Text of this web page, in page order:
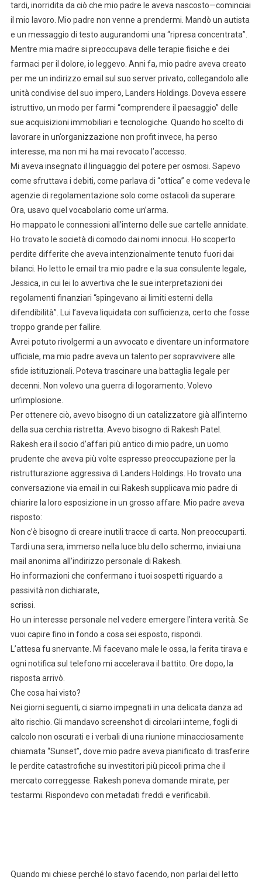
tardi, inorridita da ciò che mio padre le aveva nascosto—cominciai
il mio lavoro. Mio padre non venne a prendermi. Mandò un autista
e un messaggio di testo augurandomi una “ripresa concentrata”.
Mentre mia madre si preoccupava delle terapie fisiche e dei
farmaci per il dolore, io leggevo. Anni fa, mio padre aveva creato
per me un indirizzo email sul suo server privato, collegandolo alle
unità condivise del suo impero, Landers Holdings. Doveva essere
istruttivo, un modo per farmi “comprendere il paesaggio” delle
sue acquisizioni immobiliari e tecnologiche. Quando ho scelto di
lavorare in un’organizzazione non profit invece, ha perso
interesse, ma non mi ha mai revocato l’accesso.
Mi aveva insegnato il linguaggio del potere per osmosi. Sapevo
come sfruttava i debiti, come parlava di “ottica” e come vedeva le
agenzie di regolamentazione solo come ostacoli da superare.
Ora, usavo quel vocabolario come un’arma.
Ho mappato le connessioni all’interno delle sue cartelle annidate.
Ho trovato le società di comodo dai nomi innocui. Ho scoperto
perdite differite che aveva intenzionalmente tenuto fuori dai
bilanci. Ho letto le email tra mio padre e la sua consulente legale,
Jessica, in cui lei lo avvertiva che le sue interpretazioni dei
regolamenti finanziari “spingevano ai limiti esterni della
difendibilità”. Lui l’aveva liquidata con sufficienza, certo che fosse
troppo grande per fallire.
Avrei potuto rivolgermi a un avvocato e diventare un informatore
ufficiale, ma mio padre aveva un talento per sopravvivere alle
sfide istituzionali. Poteva trascinare una battaglia legale per
decenni. Non volevo una guerra di logoramento. Volevo
un’implosione.
Per ottenere ciò, avevo bisogno di un catalizzatore già all’interno
della sua cerchia ristretta. Avevo bisogno di Rakesh Patel.
Rakesh era il socio d’affari più antico di mio padre, un uomo
prudente che aveva più volte espresso preoccupazione per la
ristrutturazione aggressiva di Landers Holdings. Ho trovato una
conversazione via email in cui Rakesh supplicava mio padre di
chiarire la loro esposizione in un grosso affare. Mio padre aveva
risposto:
Non c’è bisogno di creare inutili tracce di carta. Non preoccuparti.
Tardi una sera, immerso nella luce blu dello schermo, inviai una
mail anonima all’indirizzo personale di Rakesh.
Ho informazioni che confermano i tuoi sospetti riguardo a
passività non dichiarate,
scrissi.
Ho un interesse personale nel vedere emergere l’intera verità. Se
vuoi capire fino in fondo a cosa sei esposto, rispondi.
L’attesa fu snervante. Mi facevano male le ossa, la ferita tirava e
ogni notifica sul telefono mi accelerava il battito. Ore dopo, la
risposta arrivò.
Che cosa hai visto?
Nei giorni seguenti, ci siamo impegnati in una delicata danza ad
alto rischio. Gli mandavo screenshot di circolari interne, fogli di
calcolo non oscurati e i verbali di una riunione minacciosamente
chiamata “Sunset”, dove mio padre aveva pianificato di trasferire
le perdite catastrofiche su investitori più piccoli prima che il
mercato correggesse. Rakesh poneva domande mirate, per
testarmi. Rispondevo con metadati freddi e verificabili.
Quando mi chiese perché lo stavo facendo, non parlai del letto